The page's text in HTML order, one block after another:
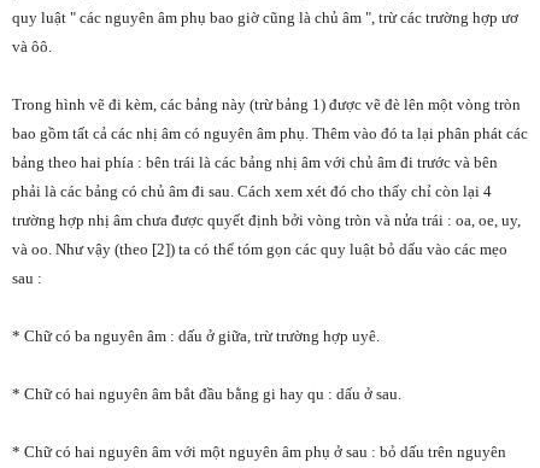
quy luật " các nguyên âm phụ bao giờ cũng là chủ âm ", trừ các trường hợp ươ
và ôô.
Trong hình vẽ đi kèm, các bảng này (trừ bảng 1) được vẽ đè lên một vòng tròn
bao gồm tất cả các nhị âm có nguyên âm phụ. Thêm vào đó ta lại phân phát các
bảng theo hai phía : bên trái là các bảng nhị âm với chủ âm đi trước và bên
phải là các bảng có chủ âm đi sau. Cách xem xét đó cho thấy chỉ còn lại 4
trường hợp nhị âm chưa được quyết định bởi vòng tròn và nửa trái : oa, oe, uy,
và oo. Như vậy (theo [2]) ta có thể tóm gọn các quy luật bỏ dấu vào các mẹo
sau :
* Chữ có ba nguyên âm : dấu ở giữa, trừ trường hợp uyê.
* Chữ có hai nguyên âm bắt đầu bằng gi hay qu : dấu ở sau.
* Chữ có hai nguyên âm với một nguyên âm phụ ở sau : bỏ dấu trên nguyên